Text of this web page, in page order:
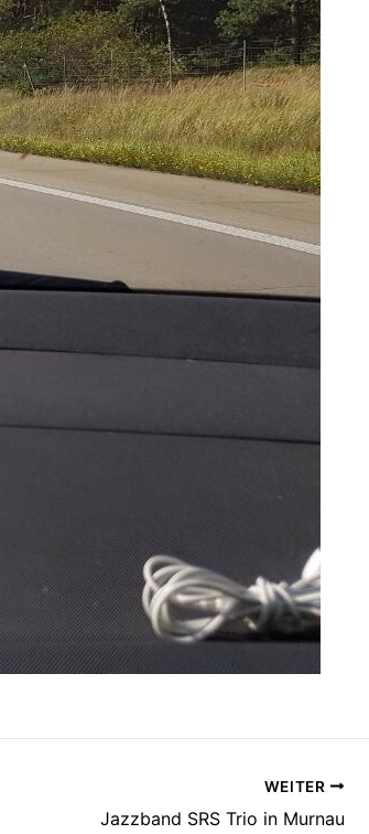
WEITER
Jazzband SRS Trio in Murnau